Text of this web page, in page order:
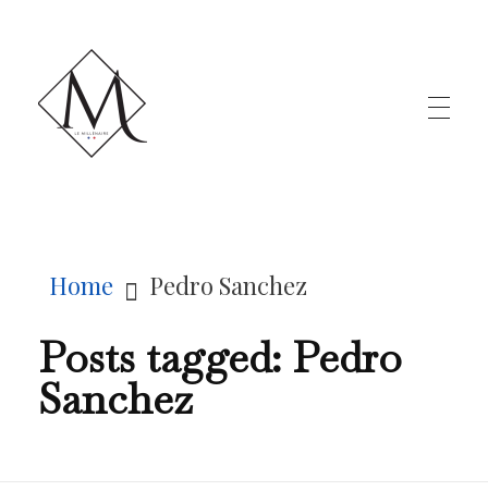
Home Pedro Sanchez
Posts tagged: Pedro
Sanchez